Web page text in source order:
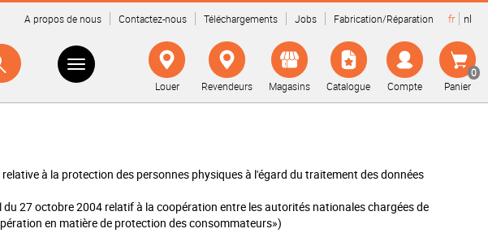
A propos de nous Contactez-nous Téléchargements Jobs Fabrication/Réparation fr nl
0
Panier
Compte
Catalogue
Magasins
Revendeurs
Louer
à la protection des personnes physiques à l'égard du traitement des données
27 octobre 2004 relatif à la coopération entre les autorités nationales chargées de
en matière de protection des consommateurs»)